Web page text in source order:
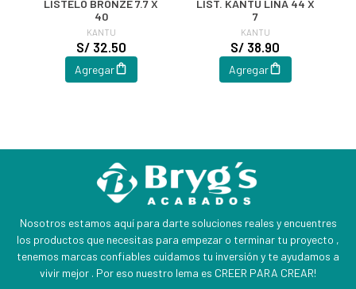
LISTELO BRONZE 7.7 X
40
KANTU
S/ 32.50
Agregar
LIST. KANTU LINA 44 X
7
KANTU
S/ 38.90
Agregar
Nosotros estamos aquí para darte soluciones reales y encuentres
los productos que necesitas para empezar o terminar tu proyecto ,
tenemos marcas confiables cuidamos tu inversión y te ayudamos a
vivir mejor . Por eso nuestro lema es CREER PARA CREAR!